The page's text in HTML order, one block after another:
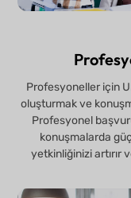
Profesyoneller için
oluşturmak ve
Profesyonel
konuşmalarda
yetkinliğinizi artırır